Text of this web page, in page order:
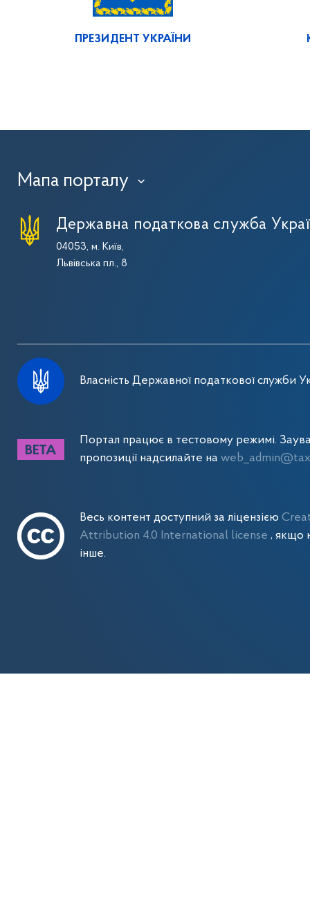
ПРЕЗИДЕНТ УКРАЇНИ
Мапа порталу ›
Державна податкова служба
04053, м. Київ,
Львівська пл., 8
Власність Державної податкової служби
Портал працює в тестовому режимі.
пропозиції надсилайте на
Весь контент доступний за ліцензією
Attribution 4.0 International license , якщо
інше.